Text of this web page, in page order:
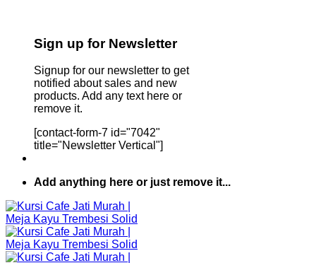
Sign up for Newsletter
Signup for our newsletter to get
notified about sales and new
products. Add any text here or
remove it.
[contact-form-7 id="7042"
title="Newsletter Vertical"]
Add anything here or just remove it...